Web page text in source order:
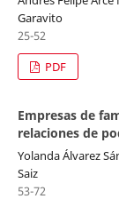
Garavito
25-52
PDF
Empresas de
relaciones de
Yolanda Álvarez
Saiz
53-72